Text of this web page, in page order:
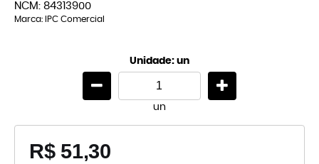
NCM: 84313900
Marca: IPC Comercial
Unidade: un
un
R$ 51,30